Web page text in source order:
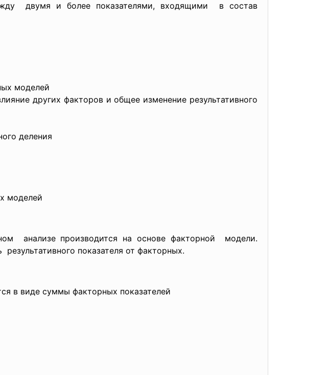
двумя и более показателями, входящими в состав
моделей
других факторов и общее изменение результативного
деления
моделей
анализе производится на основе факторной модели.
показателя от факторных.
в виде суммы факторных показателей